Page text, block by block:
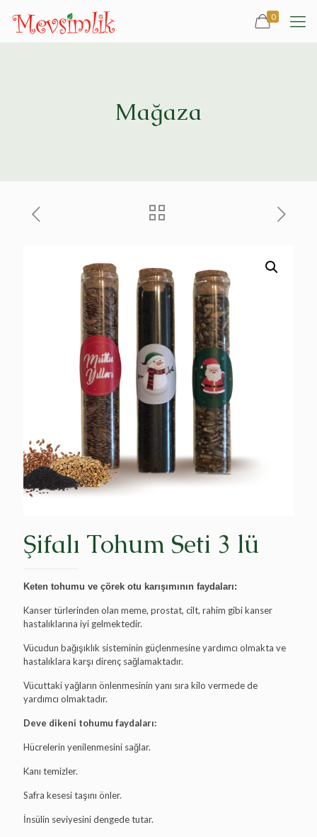
0
Mağaza
Şifalı Tohum Seti 3 lü
Keten tohumu ve çörek otu karışımının faydaları:
Kanser türlerinden olan meme, prostat, cilt, rahim gibi kanser
hastalıklarına iyi gelmektedir.
Vücudun bağışıklık sisteminin güçlenmesine yardımcı olmakta ve
hastalıklara karşı direnç sağlamaktadır.
Vücuttaki yağların önlenmesinin yanı sıra kilo vermede de
yardımcı olmaktadır.
Deve dikeni tohumu faydaları:
Hücrelerin yenilenmesini sağlar.
Kanı temizler.
Safra kesesi taşını önler.
İnsülin seviyesini dengede tutar.